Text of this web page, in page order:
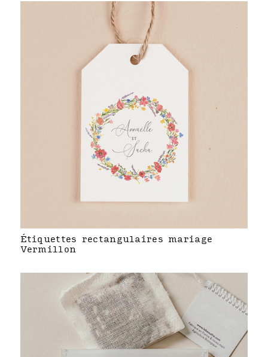
Étiquettes rectangulaires mariage
Vermillon